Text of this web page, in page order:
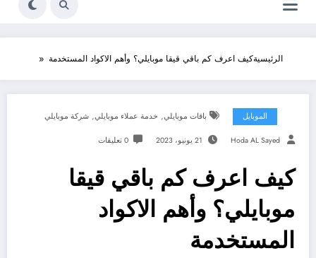
الرئيسيةكيف اعرف كم باقي قيقا موبايلي؟ وأهم الاكواد المستخدمة
الموبايل باقات موبايلي, خدمة عملاء موبايلي, شركة موبايلي
Hoda AL Sayed 21 يونيو، 2023 0 تعليقات
كيف اعرف كم باقي قيقا
موبايلي؟ وأهم الاكواد
المستخدمة